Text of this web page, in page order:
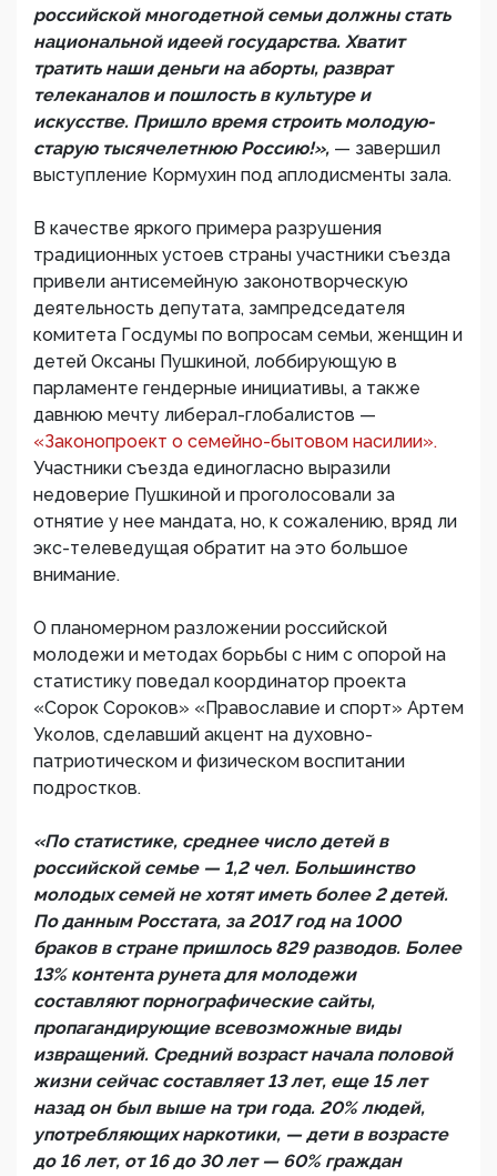
российской многодетной семьи должны стать
национальной идеей государства. Хватит
тратить наши деньги на аборты, разврат
телеканалов и пошлость в культуре и
искусстве. Пришло время строить молодую-
старую тысячелетнюю Россию!», — завершил
выступление Кормухин под аплодисменты зала.
В качестве яркого примера разрушения
традиционных устоев страны участники съезда
привели антисемейную законотворческую
деятельность депутата, зампредседателя
комитета Госдумы по вопросам семьи, женщин и
детей Оксаны Пушкиной, лоббирующую в
парламенте гендерные инициативы, а также
давнюю мечту либерал-глобалистов —
«Законопроект о семейно-бытовом насилии».
Участники съезда единогласно выразили
недоверие Пушкиной и проголосовали за
отнятие у нее мандата, но, к сожалению, вряд ли
экс-телеведущая обратит на это большое
внимание.
О планомерном разложении российской
молодежи и методах борьбы с ним с опорой на
статистику поведал координатор проекта
«Сорок Сороков» «Православие и спорт» Артем
Уколов, сделавший акцент на духовно-
патриотическом и физическом воспитании
подростков.
«По статистике, среднее число детей в
российской семье — 1,2 чел. Большинство
молодых семей не хотят иметь более 2 детей.
По данным Росстата, за 2017 год на 1000
браков в стране пришлось 829 разводов. Более
13% контента рунета для молодежи
составляют порнографические сайты,
пропагандирующие всевозможные виды
извращений. Средний возраст начала половой
жизни сейчас составляет 13 лет, еще 15 лет
назад он был выше на три года. 20% людей,
употребляющих наркотики, — дети в возрасте
до 16 лет, от 16 до 30 лет — 60% граждан